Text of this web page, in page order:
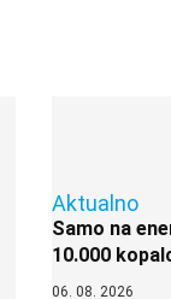
Aktualno
Samo na
10.000
06. 08. 2026